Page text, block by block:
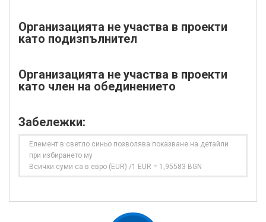
Организацията не участва в проекти
като подизпълнител
Организацията не участва в проекти
като член на обединението
Забележки:
Елемент в светло синьо позволява показване на детайли
при избирането му
Всички суми са в евро (EUR) /1 EUR = 1,95583 BGN